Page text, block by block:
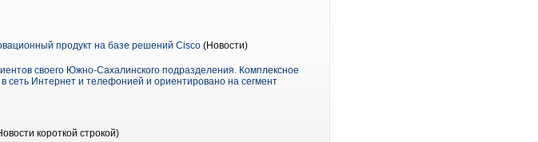
продукт на базе решений Cisco (Новости)
своего Южно-Сахалинского подразделения. Комплексное
Интернет и телефонией и ориентировано на сегмент
короткой строкой)